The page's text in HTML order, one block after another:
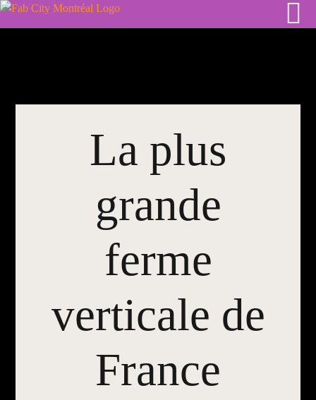
Skip
La plus
grande
ferme
verticale de
France